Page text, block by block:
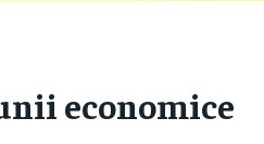
economice